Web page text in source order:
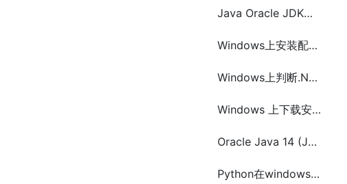
Java Oracle JDK在Oracle Solaris、Windows、Linux和Mac上安装配置
Windows上安装配置Redis
Windows上判断.Net Core runtime和sdk是否安装方法
Windows 上下载安装 RabbitMQ 的方法步骤
Oracle Java 14 (JDK 14)在Ubuntu、Linux Mint或Debian(使用PPA)安装配置
Python在windows上安装配置方法(Python2和Python3)